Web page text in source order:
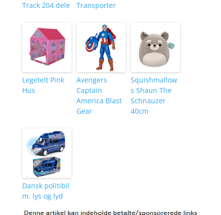
Track 204 dele
Transporter
Legetelt Pink
Hus
Avengers
Captain
America Blast
Gear
Squishmallow
s Shaun The
Schnauzer
40cm
Dansk politibil
m. lys og lyd